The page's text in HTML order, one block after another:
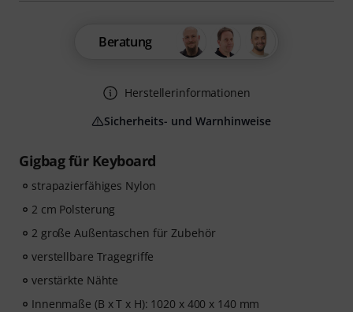
Gigbag für Keyboard
strapazierfähiges Nylon
2 cm Polsterung
2 große Außentaschen für Zubehör
verstellbare Tragegriffe
verstärkte Nähte
Innenmaße (B x T x H): 1020 x 400 x 140 mm
Beratung
Herstellerinformationen
Sicherheits- und Warnhinweise